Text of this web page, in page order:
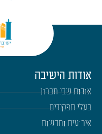
אודות הישיבה
אודות שבי חברון
בעלי תפקידים
אירועים וחדשות